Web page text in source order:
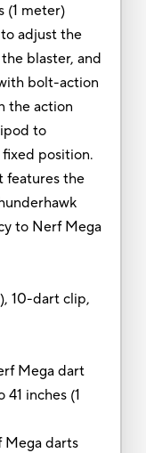
(1 meter)
adjust the
blaster, and
bolt-action
the action
to
position.
features the
to Nerf Mega
10-dart clip,
Mega dart
inches (1
Mega darts